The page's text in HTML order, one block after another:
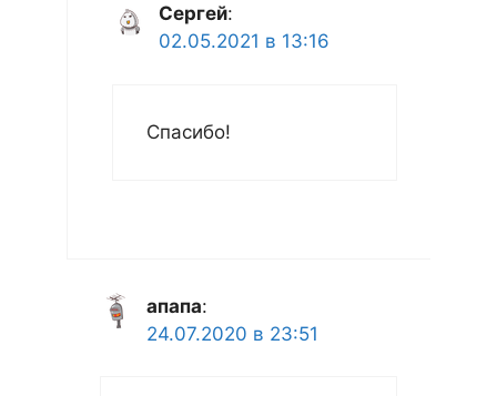
Сергей:
02.05.2021 в 13:16
Спасибо!
апапа:
24.07.2020 в 23:51